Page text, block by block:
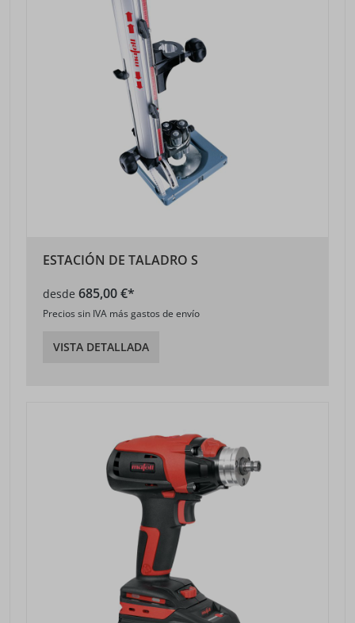
ESTACIÓN DE TALADRO S
desde 685,00 €*
Precios sin IVA más gastos de envío
VISTA DETALLADA